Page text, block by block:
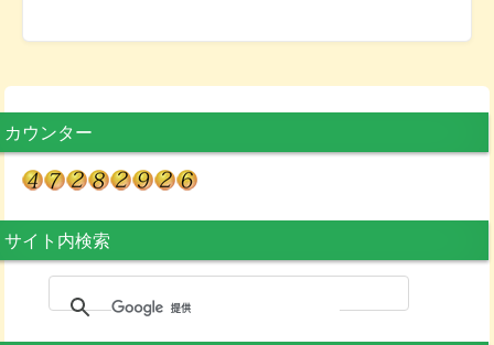
カウンター
サイト内検索